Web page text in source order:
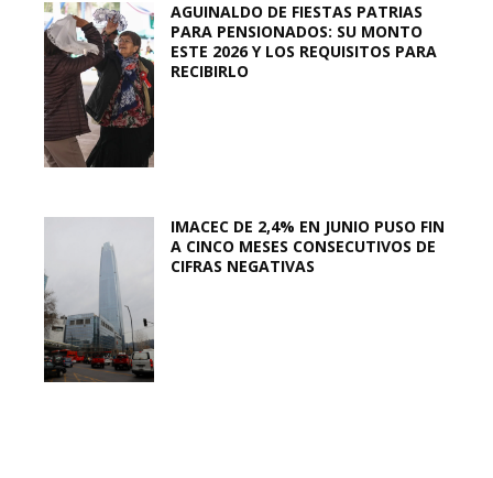
AGUINALDO DE FIESTAS PATRIAS
PARA PENSIONADOS: SU MONTO
ESTE 2026 Y LOS REQUISITOS PARA
RECIBIRLO
IMACEC DE 2,4% EN JUNIO PUSO FIN
A CINCO MESES CONSECUTIVOS DE
CIFRAS NEGATIVAS